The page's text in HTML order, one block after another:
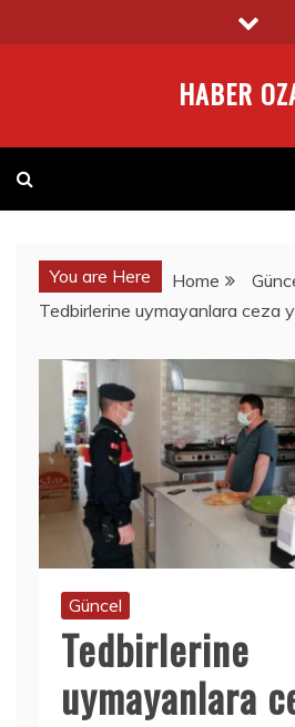
to
HABER
You are Here Home
Tedbirlerine uymayanlara ceza
Güncel
Tedbirlerine
uymayanlara